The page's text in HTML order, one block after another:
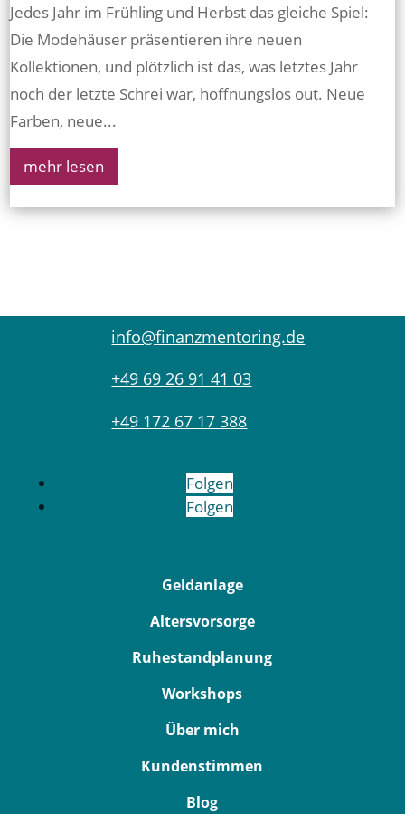
Jedes Jahr im Frühling und Herbst das gleiche Spiel:
Die Modehäuser präsentieren ihre neuen
Kollektionen, und plötzlich ist das, was letztes Jahr
noch der letzte Schrei war, hoffnungslos out. Neue
Farben, neue...
mehr lesen
info@finanzmentoring.de
+49 69 26 91 41 03
+49 172 67 17 388
Folgen
Folgen
Geldanlage
Altersvorsorge
Ruhestandplanung
Workshops
Über mich
Kundenstimmen
Blog